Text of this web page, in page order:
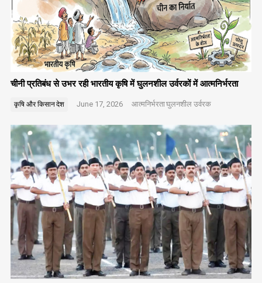
चीनी प्रतिबंध से उभर रही भारतीय कृषि में घुलनशील उर्वरकों में आत्मनिर्भरता
कृषि और किसानदेश June 17, 2026 आत्मनिर्भरताघुलनशील उर्वरक